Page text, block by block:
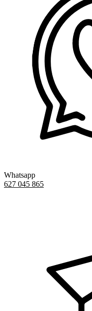
Whatsapp
627 045 865